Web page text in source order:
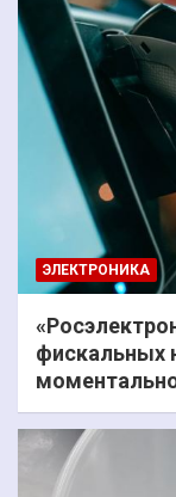
ЭЛЕКТРОНИКА
фискальных